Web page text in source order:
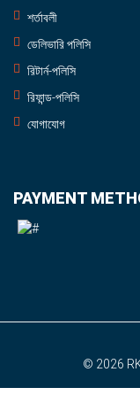
শর্তাবলী
ডেলিভারি পলিসি
রিটার্ন-পলিসি
রিফান্ড-পলিসি
যোগাযোগ
PAYMENT
© 2026